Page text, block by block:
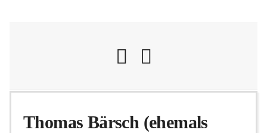
Nachrichten
Thomas Bärsch (ehemals